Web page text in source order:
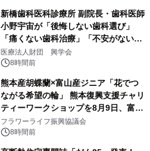
新橋歯科医科診療所 副院長・歯科医師
小野宇宙が「後悔しない歯科選び」
「痛くない歯科治療」「不安がない治
療計画」をテーマに専門監修
医療法人財団 興学会
8時間前
熊本産胡蝶蘭×富山産ジニア「花でつ
ながる希望の輪」 熊本復興支援チャリ
ティーワークショップを8月9日、富
山・射水で開催
フラワーライフ振興協議会
8時間前